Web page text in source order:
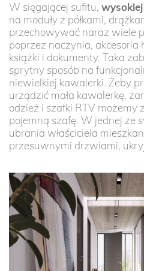
W sięgającej sufitu,
na moduły z półkami,
przechowywać naraz wiele
poprzez naczynia, akcesoria
książki i dokumenty. Taka
sprytny sposób na
niewielkiej kawalerki. Żeby
urządzić mała kawalerkę,
odzież i szafki RTV możemy
pojemną szafę. W jednej ze
ubrania właściciela
przesuwnymi drzwiami,